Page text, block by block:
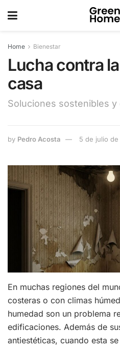
Home Bienestar
Lucha contra
casa
Soluciones sostenibles
by Pedro Acosta 5 de julio de
En muchas regiones del
costeras o con climas
humedad son un problema
edificaciones. Además de
antiestéticas, cuando esta